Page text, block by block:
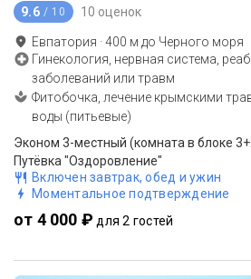
9.6 / 10 10 оценок
Евпатория ·400 м до Черного моря
Гинекология, нервная система,
заболеваний или травм
Фитобочка, лечение крымскими
воды (питьевые)
Эконом 3-местный (комната в блоке
Путёвка "Оздоровление"
Включен завтрак, обед и ужин
Моментальное подтверждение
от 4 000 ₽ для 2 гостей